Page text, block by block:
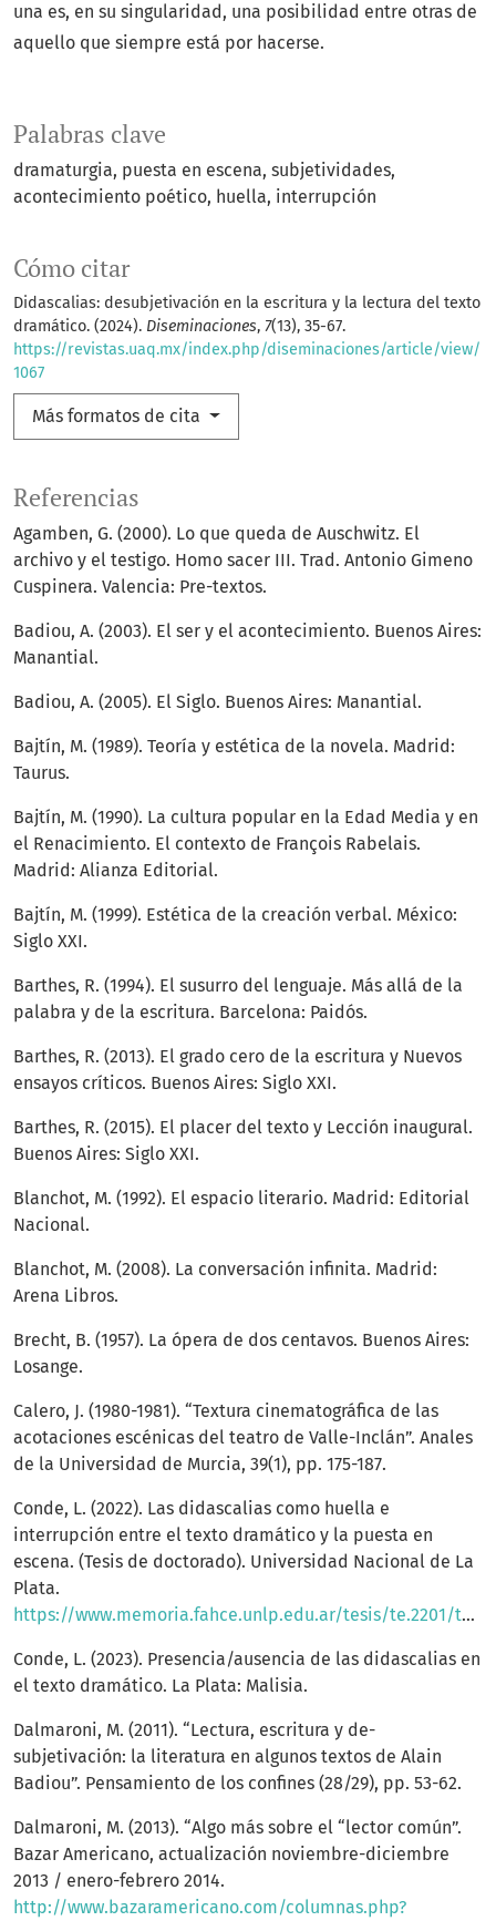
Palabras clave
dramaturgia puesta en escena subjetividades
acontecimiento poético huella interrupción
Cómo citar
Didascalias: desubjetivación en la escritura y la lectura del texto
dramático. (2024). Diseminaciones, 7(13), 35-67.
https://revistas.uaq.mx/index.php/diseminaciones/article/view/
1067
Más formatos de cita
una es, en su singularidad, una posibilidad entre otras de
aquello que siempre está por hacerse.
Referencias
Agamben, G. (2000). Lo que queda de Auschwitz. El
archivo y el testigo. Homo sacer III. Trad. Antonio Gimeno
Cuspinera. Valencia: Pre-textos.
Badiou, A. (2003). El ser y el acontecimiento. Buenos Aires:
Manantial.
Badiou, A. (2005). El Siglo. Buenos Aires: Manantial.
Bajtín, M. (1989). Teoría y estética de la novela. Madrid:
Taurus.
Bajtín, M. (1990). La cultura popular en la Edad Media y en
el Renacimiento. El contexto de François Rabelais.
Madrid: Alianza Editorial.
Bajtín, M. (1999). Estética de la creación verbal. México:
Siglo XXI.
Barthes, R. (1994). El susurro del lenguaje. Más allá de la
palabra y de la escritura. Barcelona: Paidós.
Barthes, R. (2013). El grado cero de la escritura y Nuevos
ensayos críticos. Buenos Aires: Siglo XXI.
Barthes, R. (2015). El placer del texto y Lección inaugural.
Buenos Aires: Siglo XXI.
Blanchot, M. (1992). El espacio literario. Madrid: Editorial
Nacional.
Blanchot, M. (2008). La conversación infinita. Madrid:
Arena Libros.
Brecht, B. (1957). La ópera de dos centavos. Buenos Aires:
Losange.
Calero, J. (1980-1981). “Textura cinematográfica de las
acotaciones escénicas del teatro de Valle-Inclán”. Anales
de la Universidad de Murcia, 39(1), pp. 175-187.
Conde, L. (2022). Las didascalias como huella e
interrupción entre el texto dramático y la puesta en
escena. (Tesis de doctorado). Universidad Nacional de La
Plata.
https://www.memoria.fahce.unlp.edu.ar/tesis/te.2201/te.2201.pdftesis
Conde, L. (2023). Presencia/ausencia de las didascalias en
el texto dramático. La Plata: Malisia.
Dalmaroni, M. (2011). “Lectura, escritura y de-
subjetivación: la literatura en algunos textos de Alain
Badiou”. Pensamiento de los confines (28/29), pp. 53-62.
Dalmaroni, M. (2013). “Algo más sobre el “lector común”.
Bazar Americano, actualización noviembre-diciembre
2013 / enero-febrero 2014.
http://www.bazaramericano.com/columnas.php?